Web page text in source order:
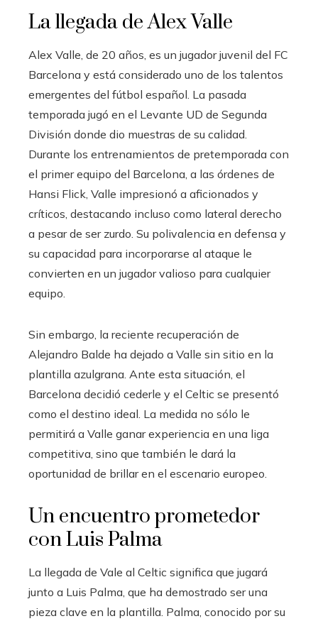
La llegada de Alex Valle
Alex Valle, de 20 años, es un jugador juvenil del FC
Barcelona y está considerado uno de los talentos
emergentes del fútbol español. La pasada
temporada jugó en el Levante UD de Segunda
División donde dio muestras de su calidad.
Durante los entrenamientos de pretemporada con
el primer equipo del Barcelona, ​​a las órdenes de
Hansi Flick, Valle impresionó a aficionados y
críticos, destacando incluso como lateral derecho
a pesar de ser zurdo. Su polivalencia en defensa y
su capacidad para incorporarse al ataque le
convierten en un jugador valioso para cualquier
equipo.
Sin embargo, la reciente recuperación de
Alejandro Balde ha dejado a Valle sin sitio en la
plantilla azulgrana. Ante esta situación, el
Barcelona decidió cederle y el Celtic se presentó
como el destino ideal. La medida no sólo le
permitirá a Valle ganar experiencia en una liga
competitiva, sino que también le dará la
oportunidad de brillar en el escenario europeo.
Un encuentro prometedor
con Luis Palma
La llegada de Vale al Celtic significa que jugará
junto a Luis Palma, que ha demostrado ser una
pieza clave en la plantilla. Palma, conocido por su